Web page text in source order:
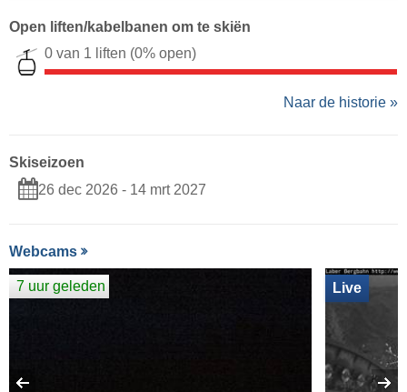
Open liften/kabelbanen om te skiën
0 van 1 liften (0% open)
Naar de historie »
Skiseizoen
26 dec 2026 - 14 mrt 2027
Webcams
7 uur geleden Live